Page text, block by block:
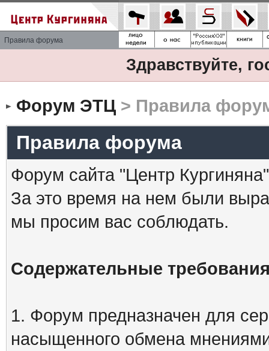
Правила форума
Здравствуйте,
Форум ЭТЦ> Правила
Правила форума
Форум сайта "Центр
За это время на нем были
мы просим вас соблюдать.
Содержательные
1. Форум предназначен для
насыщенного обмена